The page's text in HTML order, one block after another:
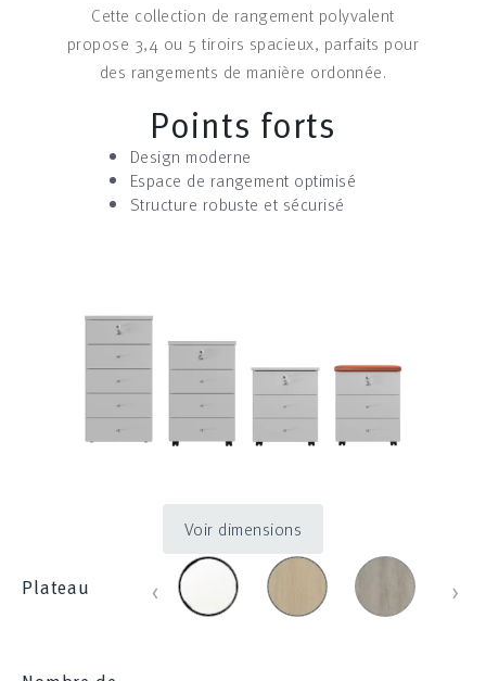
Cette collection de rangement polyvalent
propose 3,4 ou 5 tiroirs spacieux, parfaits pour
des rangements de manière ordonnée.
Points forts
Design moderne
Espace de rangement optimisé
Structure robuste et sécurisé
Voir dimensions
Plateau
blanc_100chene_431
‹ ›